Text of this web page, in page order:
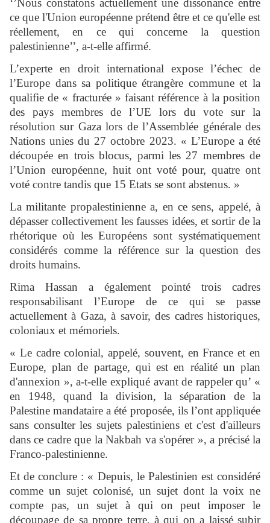
‘’Nous constatons actuellement une dissonance entre
ce que l'Union européenne prétend être et ce qu'elle est
réellement, en ce qui concerne la question
palestinienne’’, a-t-elle affirmé.
L’experte en droit international expose l’échec de
l’Europe dans sa politique étrangère commune et la
qualifie de « fracturée » faisant référence à la position
des pays membres de l’UE lors du vote sur la
résolution sur Gaza lors de l’Assemblée générale des
Nations unies du 27 octobre 2023. « L’Europe a été
découpée en trois blocus, parmi les 27 membres de
l’Union européenne, huit ont voté pour, quatre ont
voté contre tandis que 15 Etats se sont abstenus. »
La militante propalestinienne a, en ce sens, appelé, à
dépasser collectivement les fausses idées, et sortir de la
rhétorique où les Européens sont systématiquement
considérés comme la référence sur la question des
droits humains.
Rima Hassan a également pointé trois cadres
responsabilisant l’Europe de ce qui se passe
actuellement à Gaza, à savoir, des cadres historiques,
coloniaux et mémoriels.
« Le cadre colonial, appelé, souvent, en France et en
Europe, plan de partage, qui est en réalité un plan
d'annexion », a-t-elle expliqué avant de rappeler qu’ «
en 1948, quand la division, la séparation de la
Palestine mandataire a été proposée, ils l’ont appliquée
sans consulter les sujets palestiniens et c'est d'ailleurs
dans ce cadre que la Nakbah va s'opérer », a précisé la
Franco-palestinienne.
Et de conclure : « Depuis, le Palestinien est considéré
comme un sujet colonisé, un sujet dont la voix ne
compte pas, un sujet à qui on peut imposer le
découpage de sa propre terre, à qui on a laissé subir